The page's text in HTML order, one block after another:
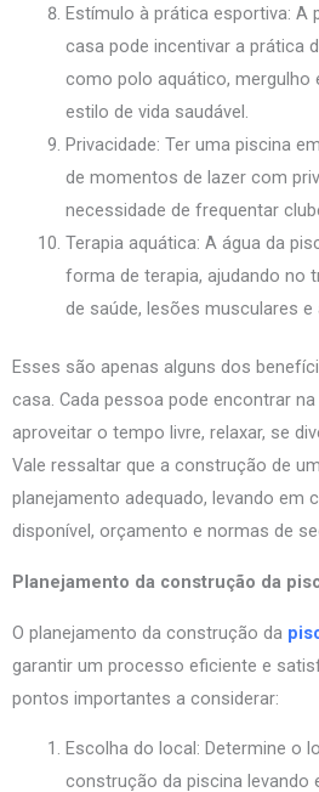
Estímulo à prática esportiva: A
casa pode incentivar a prática
como polo aquático, mergulho
estilo de vida saudável.
Privacidade: Ter uma piscina
de momentos de lazer com
necessidade de frequentar
Terapia aquática: A água da
forma de terapia, ajudando no
de saúde, lesões musculares e
Esses são apenas alguns dos
casa. Cada pessoa pode encontrar
aproveitar o tempo livre, relaxar, se
Vale ressaltar que a construção de
planejamento adequado, levando em
disponível, orçamento e normas de
Planejamento da construção da
O planejamento da construção da
garantir um processo eficiente e
pontos importantes a considerar:
Escolha do local: Determine o
construção da piscina levando